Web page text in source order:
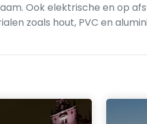
Ook elektrische en op
zoals hout, PVC en